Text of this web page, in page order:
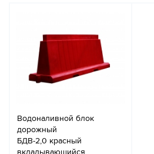
Водоналивной блок
дорожный
БДВ-2,0 красный